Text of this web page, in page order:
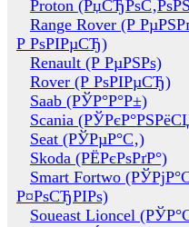
Proton
Range Rover (Р
Р РѕРІРµСЂ)
Renault (Р РµРЅРѕ)
Rover (Р РѕРІРµСЂ)
Saab (РЎР°Р°Р±)
Scania
Seat (РЎРµР°С‚)
Skoda (РЁРєРѕРґР°)
Smart Fortwo
Р¤РѕСЂРІРѕ)
Soueast Lioncel